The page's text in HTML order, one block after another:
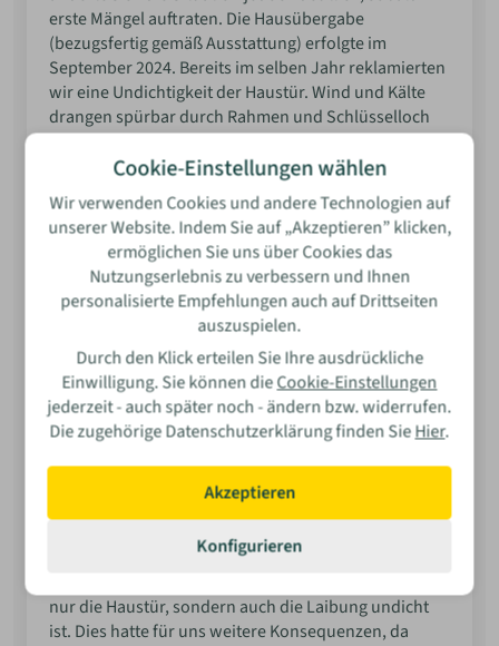
erste Mängel auftraten. Die Hausübergabe
(bezugsfertig gemäß Ausstattung) erfolgte im
September 2024. Bereits im selben Jahr reklamierten
wir eine Undichtigkeit der Haustür. Wind und Kälte
drangen spürbar durch Rahmen und Schlüsselloch
ein; selbst das Malervlies wurde im geschlossenen
Zustand bewegt. Ein Bauleiter nahm eine Einstellung
des Anpressdrucks vor. Da anschließend die
stürmische und kalte Jahreszeit endete, konnte keine
nachhaltige Überprüfung erfolgen. Im Oktober 2025
traten die Probleme erneut auf. Zusätzlich kam es zu
massivem Eindringen von Wespen, die offenbar über
den Dachboden und durch Bauteile bis in die
Wohnräume gelangten und Nester in der Dämmung
anlegten. Auf unsere entsprechenden Meldungen
reagierte BZ über mehrere Wochen nicht. Daraufhin
setzten wir nachweislich zwei Fristen mit dem
Hinweis, bei ausbleibender Reaktion einen
Bausachverständigen einzuschalten, dessen Kosten
gemäß Rechtslage vom Auftragnehmer zu tragen
sind. Beide Fristen verstrichen ohne Rückmeldung. In
der Folge beauftragten wir einen
Bausachverständigen, der die Mängel überprüfte und
nur die Haustür, sondern auch die Laibung undicht
ist. Dies hatte für uns weitere Konsequenzen, da
Bewertung
Wie war Ihre Erfahrung?
Bewerten
Cookie-Einstellungen wählen
Wir verwenden Cookies und andere Technologien auf
unserer Website. Indem Sie auf „Akzeptieren” klicken,
ermöglichen Sie uns über Cookies das
Nutzungserlebnis zu verbessern und Ihnen
personalisierte Empfehlungen auch auf Drittseiten
auszuspielen.
Durch den Klick erteilen Sie Ihre ausdrückliche
Einwilligung. Sie können dieCookie-Einstellungen
jederzeit - auch später noch - ändern bzw. widerrufen.
Die zugehörige Datenschutzerklärung finden SieHier.
Akzeptieren
Konfigurieren